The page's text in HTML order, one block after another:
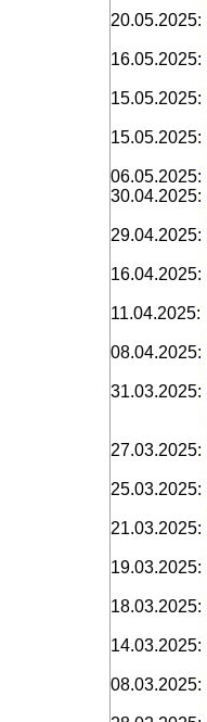
20.05.2025:
16.05.2025:
15.05.2025:
15.05.2025:
06.05.2025:
30.04.2025:
29.04.2025:
16.04.2025:
11.04.2025:
08.04.2025:
31.03.2025:
27.03.2025:
25.03.2025:
21.03.2025:
19.03.2025:
18.03.2025:
14.03.2025:
08.03.2025: